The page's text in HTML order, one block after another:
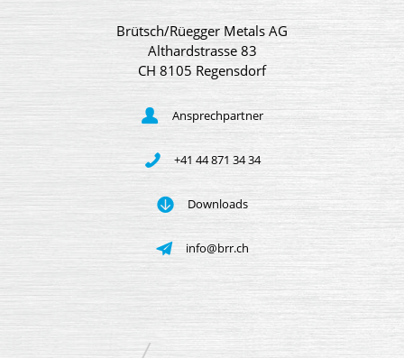
Brütsch/Rüegger Metals AG
Althardstrasse 83
CH 8105 Regensdorf
Ansprechpartner
+41 44 871 34 34
Downloads
info@brr.ch